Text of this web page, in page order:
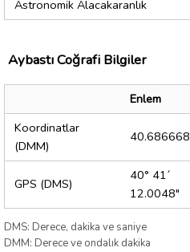
Astronomik Alacakaranlık
Aybastı Coğrafi Bilgiler
Enlem
Koordinatlar
(DMM)
40.686668
GPS (DMS)
40° 41´
12.0048"
DMS: Derece, dakika ve saniye
DMM: Derece ve ondalık dakika